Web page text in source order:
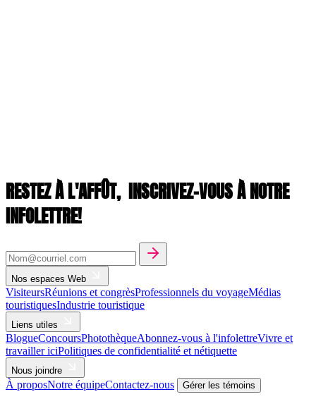
RESTEZ À L'AFFÛT, INSCRIVEZ-VOUS À NOTRE
INFOLETTRE!
Nos espaces Web
VisiteursRéunions et congrèsProfessionnels du voyageMédias
touristiquesIndustrie touristique
Liens utiles
BlogueConcoursPhotothèqueAbonnez-vous à l'infolettreVivre et
travailler iciPolitiques de confidentialité et nétiquette
Nous joindre
À proposNotre équipeContactez-nous Gérer les témoins